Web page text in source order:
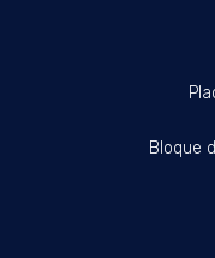
Bloque